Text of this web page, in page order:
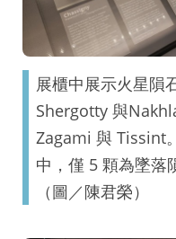
展櫃中展示火星隕
Shergotty 與
Zagami 與 Tissint
中，僅 5 顆為墜落
（圖／陳君榮）